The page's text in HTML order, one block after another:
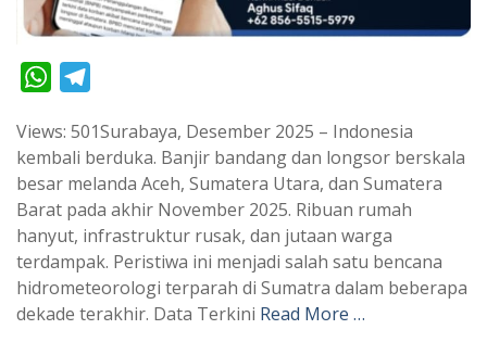
W
a
t
s
A
p
p
e
g
r
a
m
Views: 501Surabaya, Desember 2025 – Indonesia
kembali berduka. Banjir bandang dan longsor berskala
besar melanda Aceh, Sumatera Utara, dan Sumatera
Barat pada akhir November 2025. Ribuan rumah
hanyut, infrastruktur rusak, dan jutaan warga
terdampak. Peristiwa ini menjadi salah satu bencana
hidrometeorologi terparah di Sumatra dalam beberapa
dekade terakhir. Data Terkini Read More …